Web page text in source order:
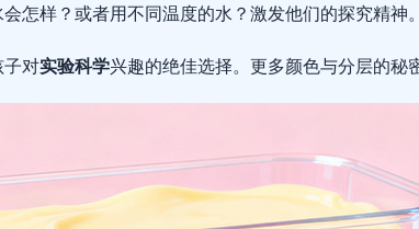
怎样？或者用不同温度的水？激发他们的探究精神。
对实验科学兴趣的绝佳选择。更多颜色与分层的秘